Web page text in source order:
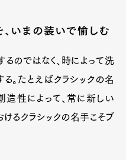
Pen tw
いまの装いで愉しむ
のではなく、時によって洗
。たとえばクラシックの名
性によって、常に新しい
るクラシックの名手こそブ